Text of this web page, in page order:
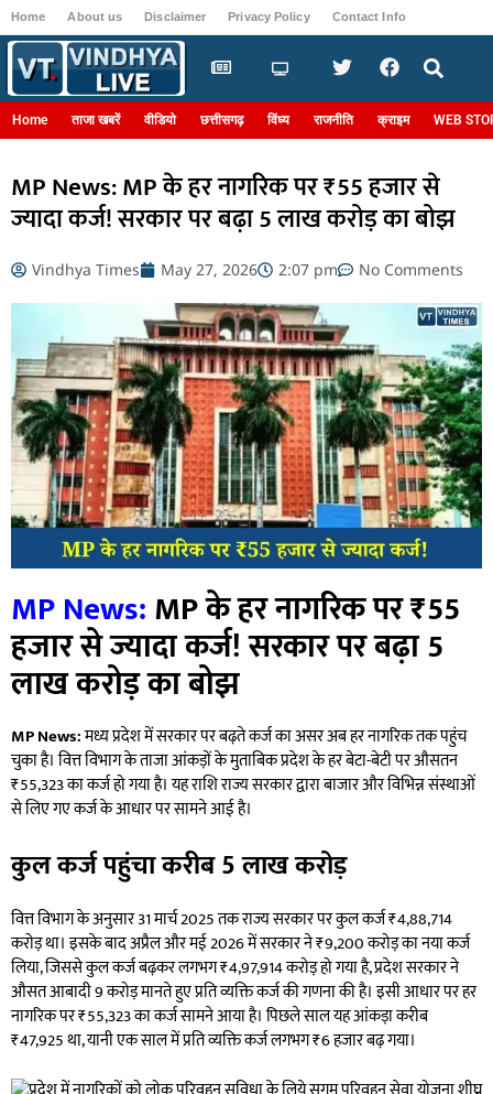
Home About us Disclaimer Privacy Policy Contact Info
Home ताजा खबरें वीडियो छत्तीसगढ़ विंध्य राजनीति क्राइम WEB
MP News: MP के हर नागरिक पर ₹55 हजार से
ज्यादा कर्ज! सरकार पर बढ़ा 5 लाख करोड़ का बोझ
Vindhya Times May 27, 2026 2:07 pm No Comments
MP News:MP के हर नागरिक पर ₹55
हजार से ज्यादा कर्ज! सरकार पर बढ़ा 5
लाख करोड़ का बोझ
MP News:मध्य प्रदेश में सरकार पर बढ़ते कर्ज का असर अब हर नागरिक तक पहुंच
चुका है। वित्त विभाग के ताजा आंकड़ों के मुताबिक प्रदेश के हर बेटा-बेटी पर औसतन
₹55,323 का कर्ज हो गया है। यह राशि राज्य सरकार द्वारा बाजार और विभिन्न संस्थाओं
से लिए गए कर्ज के आधार पर सामने आई है।
कुल कर्ज पहुंचा करीब 5 लाख करोड़
वित्त विभाग के अनुसार 31 मार्च 2025 तक राज्य सरकार पर कुल कर्ज ₹4,88,714
करोड़ था। इसके बाद अप्रैल और मई 2026 में सरकार ने ₹9,200 करोड़ का नया कर्ज
लिया, जिससे कुल कर्ज बढ़कर लगभग ₹4,97,914 करोड़ हो गया है, प्रदेश सरकार ने
औसत आबादी 9 करोड़ मानते हुए प्रति व्यक्ति कर्ज की गणना की है। इसी आधार पर हर
नागरिक पर ₹55,323 का कर्ज सामने आया है। पिछले साल यह आंकड़ा करीब
₹47,925 था, यानी एक साल में प्रति व्यक्ति कर्ज लगभग ₹6 हजार बढ़ गया।